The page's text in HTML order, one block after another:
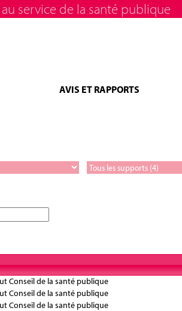
service de la santé publique
AVIS ET RAPPORTS
Conseil de la santé publique
Conseil de la santé publique
Conseil de la santé publique